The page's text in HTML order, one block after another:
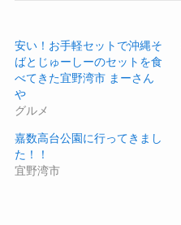
安い！お手軽セットで沖縄そ
ばとじゅーしーのセットを食
べてきた宜野湾市 まーさん
や
グルメ
嘉数高台公園に行ってきまし
た！！
宜野湾市